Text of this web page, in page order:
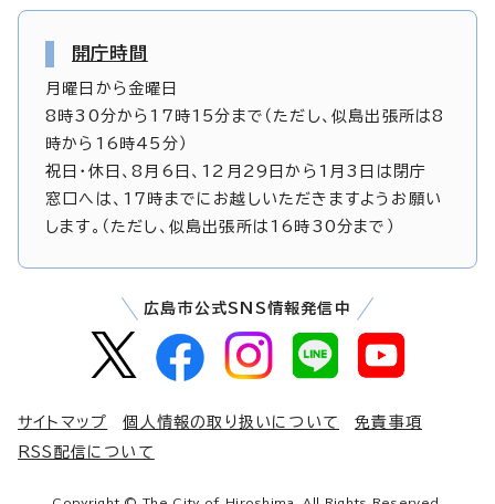
開庁時間
月曜日から金曜日
8時30分から17時15分まで（ただし、似島出張所は8
時から16時45分）
祝日・休日、8月6日、12月29日から1月3日は閉庁
窓口へは、17時までにお越しいただきますようお願い
します。（ただし、似島出張所は16時30分まで）
広島市公式SNS情報発信中
サイトマップ 個人情報の取り扱いについて
免責事項
RSS配信について